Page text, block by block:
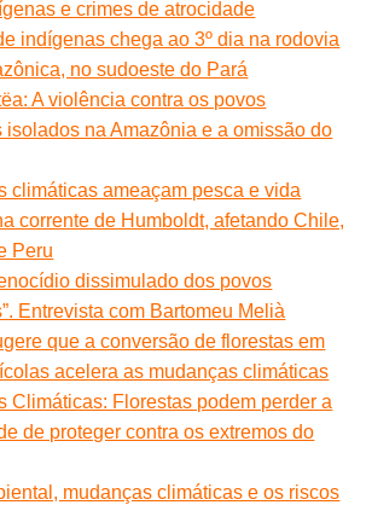
e crimes de atrocidade
indígenas chega ao 3º dia na rodovia
no sudoeste do Pará
A violência contra os povos
isolados na Amazônia e a omissão do
climáticas ameaçam pesca e vida
corrente de Humboldt, afetando Chile,
Peru
dissimulado dos povos
Entrevista com Bartomeu Melià
que a conversão de florestas em
acelera as mudanças climáticas
Climáticas: Florestas podem perder a
de proteger contra os extremos do
mudanças climáticas e os riscos